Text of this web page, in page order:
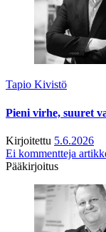
Tapio Kivistö
Pieni virhe, suuret
Kirjoitettu 5.6.2026
Ei kommentteja
Pääkirjoitus